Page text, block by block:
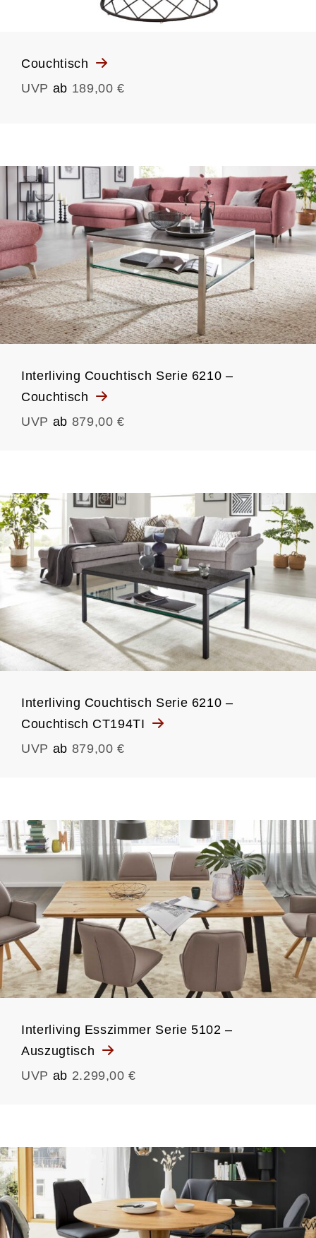
Couchtisch
UVP ab 189,00 €
Interliving Couchtisch Serie 6210 –
Couchtisch
UVP ab 879,00 €
Interliving Couchtisch Serie 6210 –
Couchtisch CT194TI
UVP ab 879,00 €
Interliving Esszimmer Serie 5102 –
Auszugtisch
UVP ab 2.299,00 €